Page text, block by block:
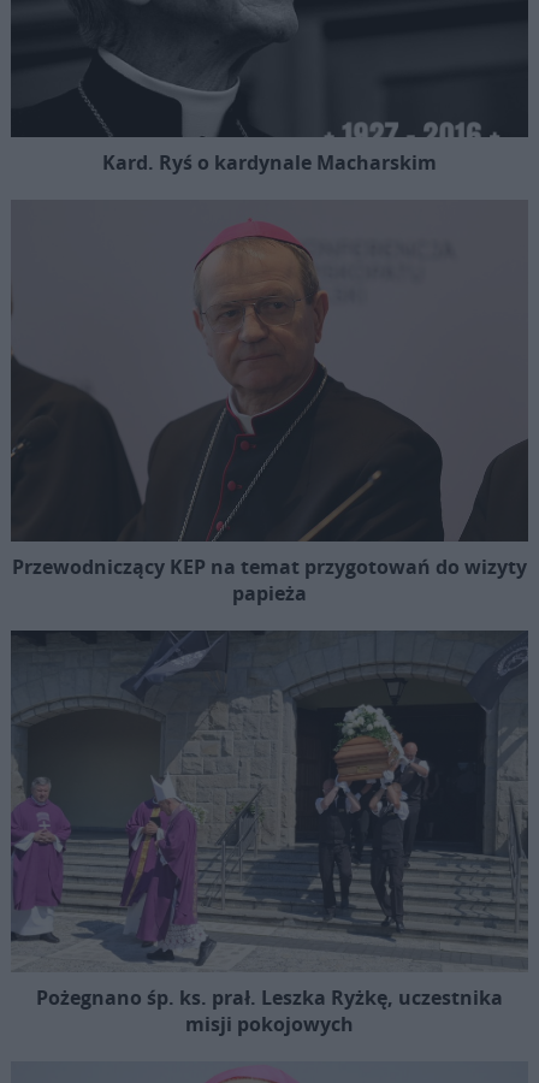
Kard. Ryś o kardynale Macharskim
Przewodniczący KEP na temat przygotowań do wizyty
papieża
Pożegnano śp. ks. prał. Leszka Ryżkę, uczestnika
misji pokojowych